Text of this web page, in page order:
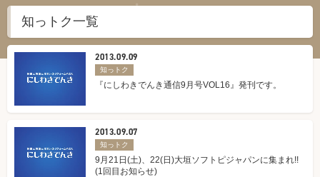
知っトク一覧
2013.09.09
知っトク
『にしわきでんき通信9月号VOL16』発刊です。
2013.09.07
知っトク
9月21日(土)、22(日)大垣ソフトピジャパンに集まれ!!
(1回目お知らせ)